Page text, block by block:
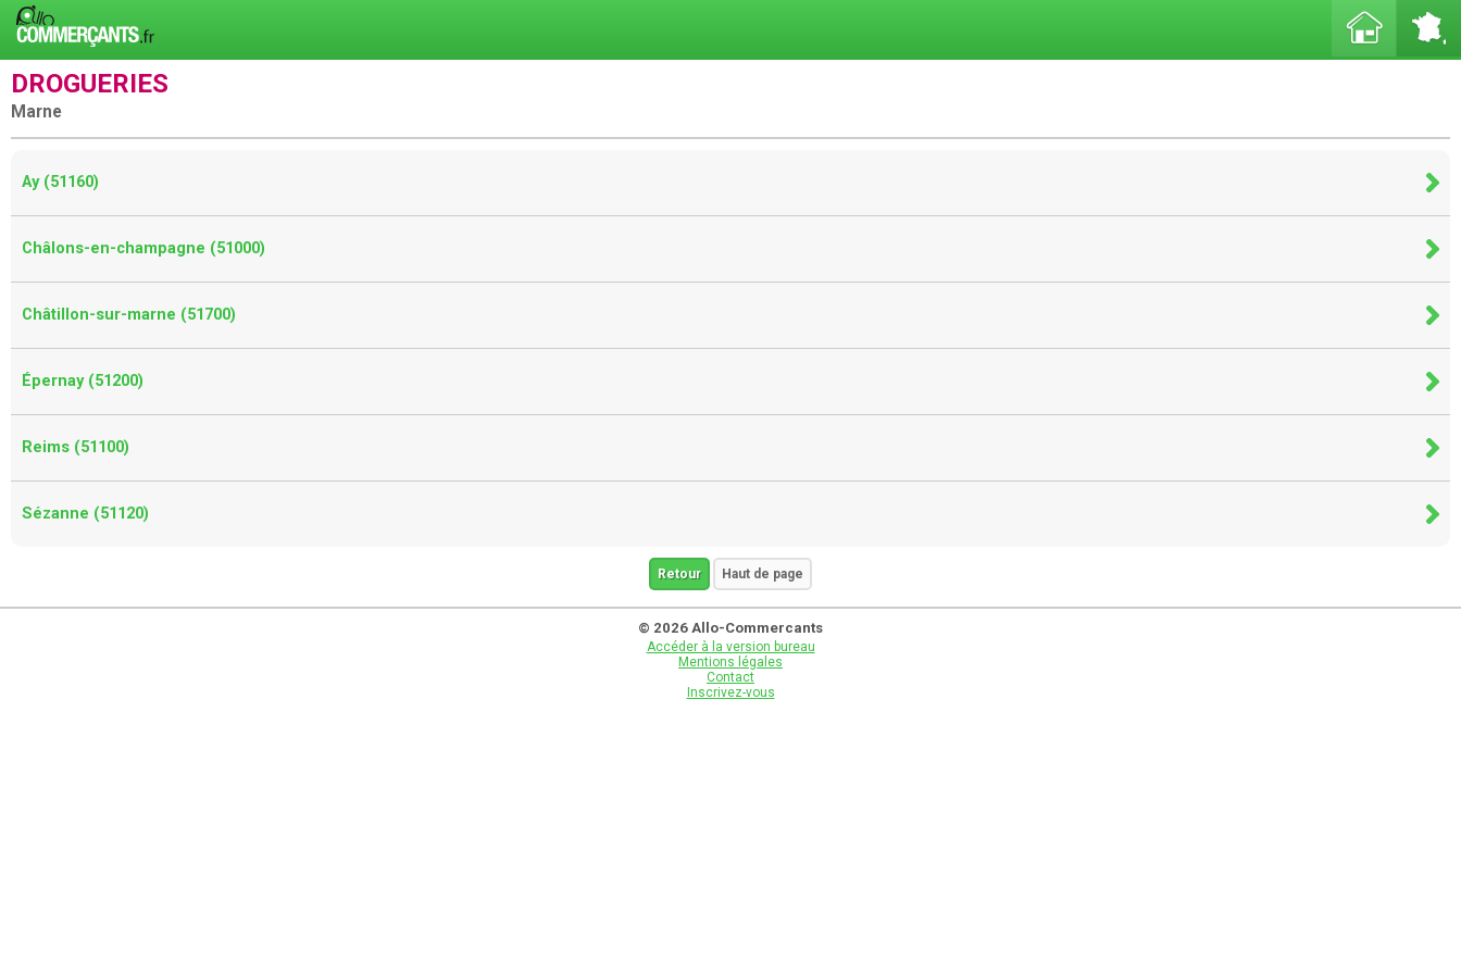
DROGUERIES
Marne
Ay (51160)
Châlons-en-champagne (51000)
Châtillon-sur-marne (51700)
Épernay (51200)
Reims (51100)
Sézanne (51120)
Retour Haut de page
© 2026 Allo-Commercants
Accéder à la version bureau
Mentions légales
Contact
Inscrivez-vous